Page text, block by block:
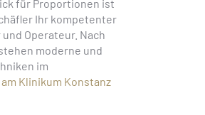
für Proportionen ist
Ihr kompetenter
Operateur. Nach
moderne und
im
Klinikum Konstanz